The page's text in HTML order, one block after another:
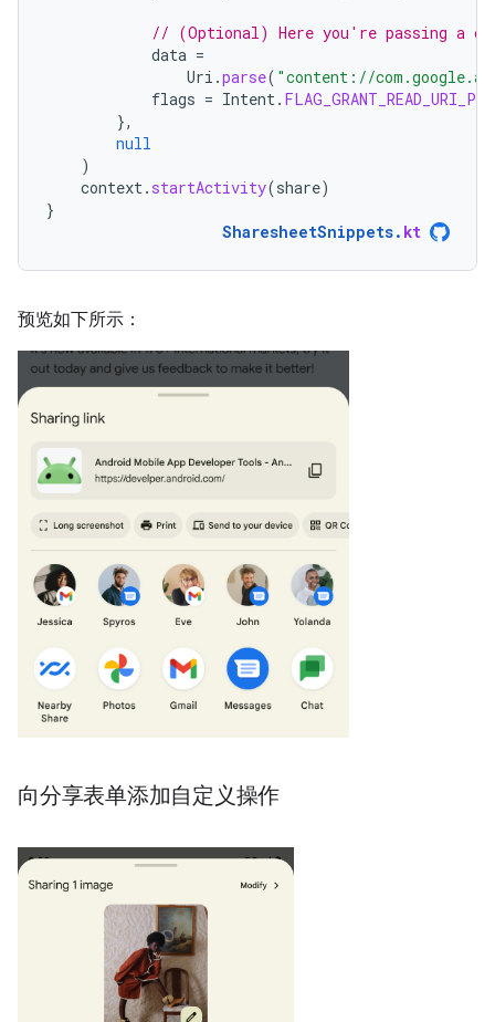
// (Optional) Here you're passing a
data =
Uri .parse( "content://
flags = Intent.
},
null
)
context. startActivity(share)
}
SharesheetSnippets. kt
预览如下所示：
向分享表单添加自定义操作